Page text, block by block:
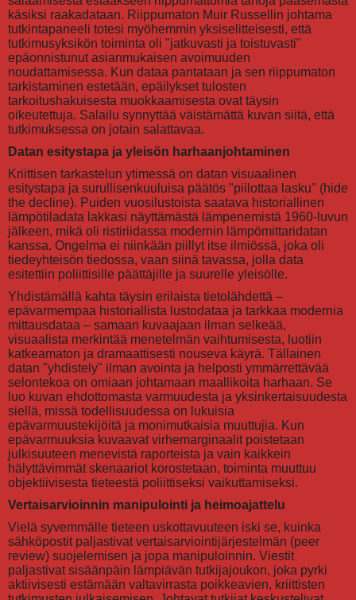
käsiksi raakadataan. Riippumaton Muir Russellin johtama
tutkintapaneeli totesi myöhemmin yksiselitteisesti, että
tutkimusyksikön toiminta oli "jatkuvasti ja toistuvasti"
epäonnistunut asianmukaisen avoimuuden
noudattamisessa. Kun dataa pantataan ja sen riippumaton
tarkistaminen estetään, epäilykset tulosten
tarkoitushakuisesta muokkaamisesta ovat täysin
oikeutettuja. Salailu synnyttää väistämättä kuvan siitä, että
tutkimuksessa on jotain salattavaa.
Datan esitystapa ja yleisön harhaanjohtaminen
Kriittisen tarkastelun ytimessä on datan visuaalinen
esitystapa ja surullisenkuuluisa päätös "piilottaa lasku" (hide
the decline). Puiden vuosilustoista saatava historiallinen
lämpötiladata lakkasi näyttämästä lämpenemistä 1960-luvun
jälkeen, mikä oli ristiriidassa modernin lämpömittaridatan
kanssa. Ongelma ei niinkään piillyt itse ilmiössä, joka oli
tiedeyhteisön tiedossa, vaan siinä tavassa, jolla data
esitettiin poliittisille päättäjille ja suurelle yleisölle.
Yhdistämällä kahta täysin erilaista tietolähdettä –
epävarmempaa historiallista lustodataa ja tarkkaa modernia
mittausdataa – samaan kuvaajaan ilman selkeää,
visuaalista merkintää menetelmän vaihtumisesta, luotiin
katkeamaton ja dramaattisesti nouseva käyrä. Tällainen
datan "yhdistely" ilman avointa ja helposti ymmärrettävää
selontekoa on omiaan johtamaan maallikoita harhaan. Se
luo kuvan ehdottomasta varmuudesta ja yksinkertaisuudesta
siellä, missä todellisuudessa on lukuisia
epävarmuustekijöitä ja monimutkaisia muuttujia. Kun
epävarmuuksia kuvaavat virhemarginaalit poistetaan
julkisuuteen menevistä raporteista ja vain kaikkein
hälyttävimmät skenaariot korostetaan, toiminta muuttuu
objektiivisesta tieteestä poliittiseksi vaikuttamiseksi.
Vertaisarvioinnin manipulointi ja heimoajattelu
Vielä syvemmälle tieteen uskottavuuteen iski se, kuinka
sähköpostit paljastivat vertaisarviointijärjestelmän (peer
review) suojelemisen ja jopa manipuloinnin. Viestit
paljastivat sisäänpäin lämpiävän tutkijajoukon, joka pyrki
aktiivisesti estämään valtavirrasta poikkeavien, kriittisten